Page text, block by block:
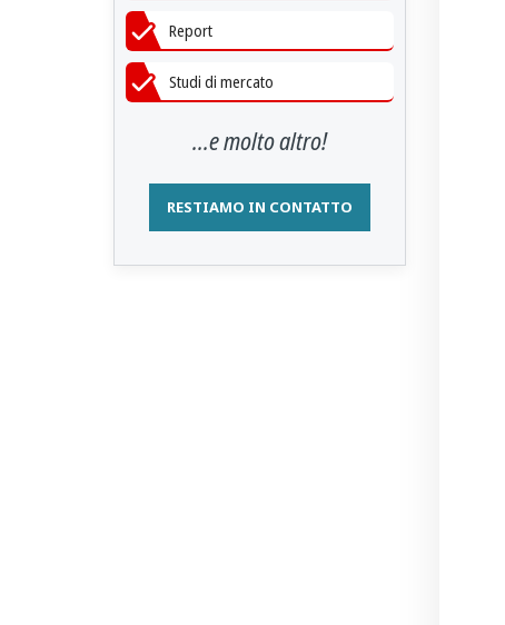
Report
Studi di mercato
...e molto altro!
RESTIAMO IN CONTATTO